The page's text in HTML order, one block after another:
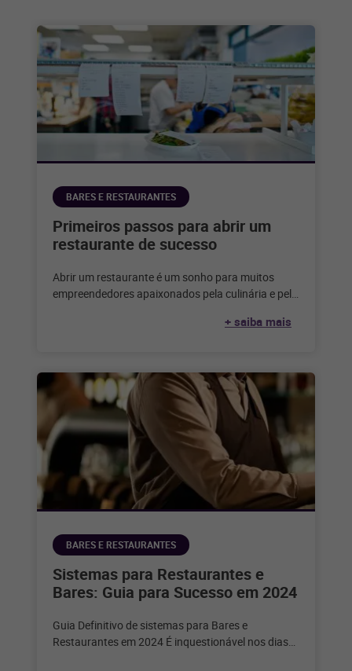
BARES E RESTAURANTES
Primeiros passos para abrir um
restaurante de sucesso
Abrir um restaurante é um sonho para muitos
empreendedores apaixonados pela culinária e pelo
+ saiba mais
BARES E RESTAURANTES
Sistemas para Restaurantes e
Bares: Guia para Sucesso em 2024
Guia Definitivo de sistemas para Bares e
Restaurantes em 2024 É inquestionável nos dias